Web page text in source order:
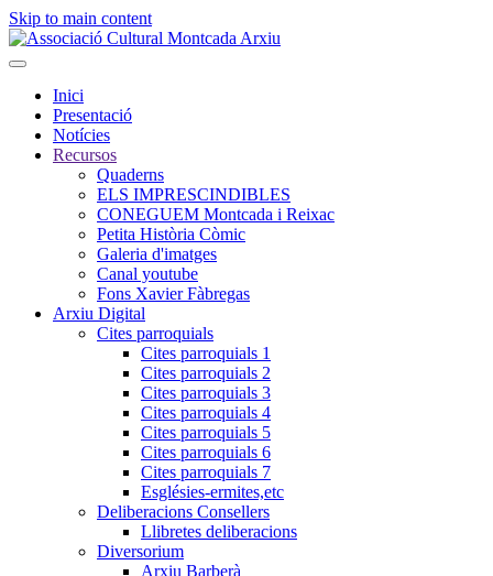
Skip to main content
Inici
Presentació
Notícies
Recursos
Quaderns
ELS IMPRESCINDIBLES
CONEGUEM Montcada i Reixac
Petita Història Còmic
Galeria d'imatges
Canal youtube
Fons Xavier Fàbregas
Arxiu Digital
Cites parroquials
Cites parroquials 1
Cites parroquials 2
Cites parroquials 3
Cites parroquials 4
Cites parroquials 5
Cites parroquials 6
Cites parroquials 7
Esglésies-ermites,etc
Deliberacions Consellers
Llibretes deliberacions
Diversorium
Arxiu Barberà